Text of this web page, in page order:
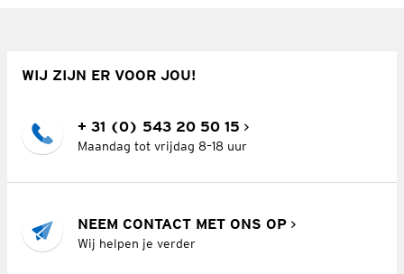
WIJ ZIJN ER VOOR JOU!
+ 31 (0) 543 20 50 15
Maandag tot vrijdag 8–18 uur
NEEM CONTACT MET ONS OP
Wij helpen je verder